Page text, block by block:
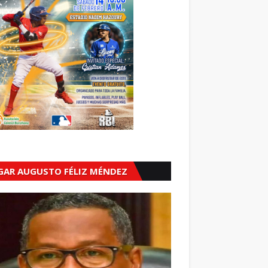
AUGUSTO FÉLIZ MÉNDEZ